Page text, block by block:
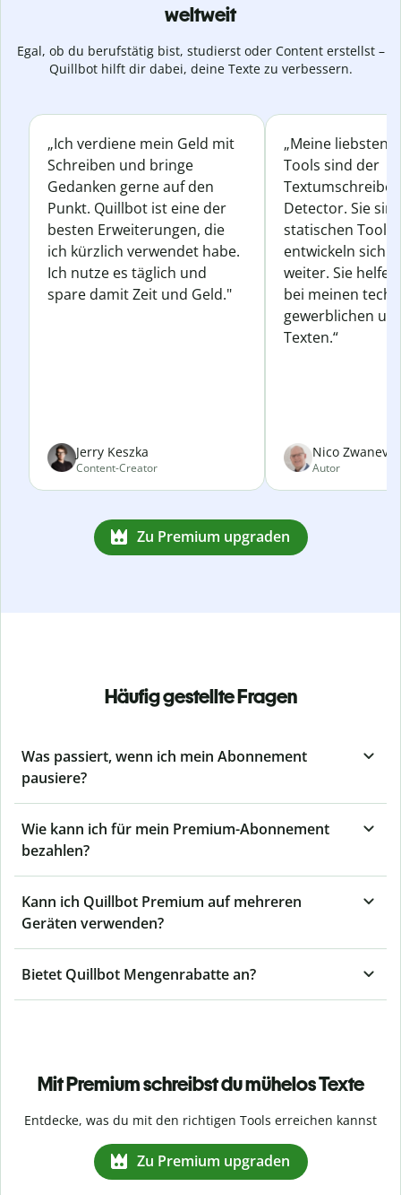
weltweit
Egal, ob du berufstätig bist, studierst oder Content erstellst –
Quillbot hilft dir dabei, deine Texte zu verbessern.
„Ich verdiene mein Geld mit
Schreiben und bringe
Gedanken gerne auf den
Punkt. Quillbot ist eine der
besten Erweiterungen, die
ich kürzlich verwendet habe.
Ich nutze es täglich und
spare damit Zeit und Geld."
Jerry Keszka
Content-Creator
„Meine liebsten
Tools sind der
Detector. Sie
statischen
entwickeln sich
weiter. Sie
bei meinen
gewerblichen
Texten.“
Nico
Autor
Zu Premium upgraden
Häufig gestellte Fragen
Was passiert, wenn ich mein Abonnement
pausiere?
Wie kann ich für mein Premium-Abonnement
bezahlen?
Kann ich Quillbot Premium auf mehreren
Geräten verwenden?
Bietet Quillbot Mengenrabatte an?
Mit Premium schreibst du mühelos Texte
Entdecke, was du mit den richtigen Tools erreichen kannst
Zu Premium upgraden